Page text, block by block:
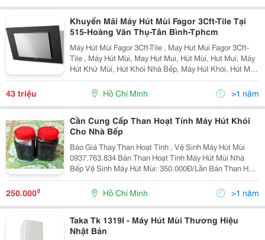
Khuyến Mãi Máy Hút Mùi Fagor 3Cft-Tile Tại
515-Hoàng Văn Thụ-Tân Bình-Tphcm
Máy Hút Mùi Fagor 3Cft-Tile , May Hut Mui Fagor 3Cft-
Tile , Máy Hút Mùi, May Hut Mui, Hút Mùi, Hut Mui, Máy
Hút Khử Mùi, Hút Khói Nhà Bếp, Máy Hút Khói, Hút Mùi
Đảo, Hút Mùi Cổ Điển, Hút Mùi Độc Lập Máy Hút Mùi
Fagor 3Cft-Tile Giá Khuyến Mãi : 4
43 triệu Hồ Chí Minh >1 năm
Cần Cung Cấp Than Hoạt Tính Máy Hút Khói
Cho Nhà Bếp
Báo Giá Thay Than Hoạt Tính , Vệ Sinh Máy Hút Mùi
0937.763.834 Bán Than Hoạt Tính Máy Hút Mùi Nhà
Bếp Vệ Sinh Máy Hút Mùi: 350.000Đ/Lần Bán Than Hoạt
Tính 1 Hộp: 250.000Đ Vệ Sinh + Thay Than:
450.000Đ/Lần Vệ Sinh Thay Than Hoạt Tí
250.000₫ Hồ Chí Minh >1 năm
Taka Tk 1319I - Máy Hút Mùi Thương Hiệu
Nhật Bản